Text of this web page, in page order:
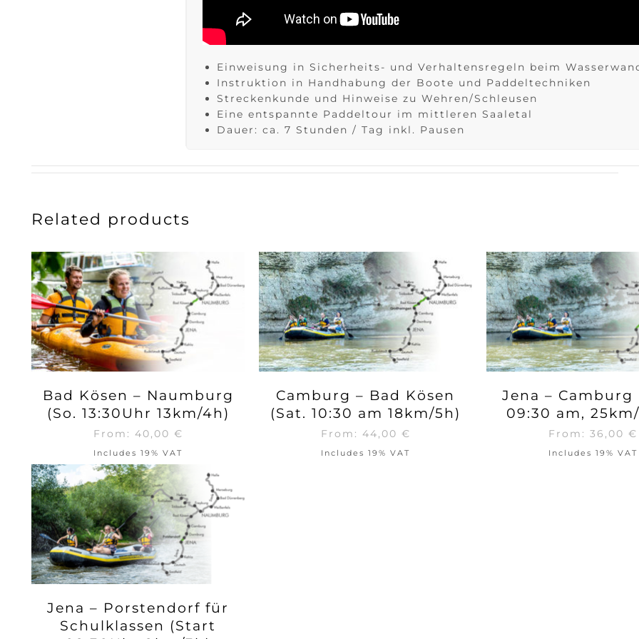
Einweisung in Sicherheits- und Verhaltensregeln beim
Instruktion in Handhabung der Boote und Paddeltechniken
Streckenkunde und Hinweise zu Wehren/Schleusen
Eine entspannte Paddeltour im mittleren Saaletal
Dauer: ca. 7 Stunden / Tag inkl. Pausen
Related products
Bad Kösen – Naumburg
(So. 13:30Uhr 13km/4h)
From: 40,00 €
Includes 19% VAT
Camburg – Bad Kösen
(Sat. 10:30 am 18km/5h)
From: 44,00 €
Includes 19% VAT
Jena –
09:30 am,
From: 36,00 €
Includes 19% VAT
Jena – Porstendorf für
Schulklassen (Start